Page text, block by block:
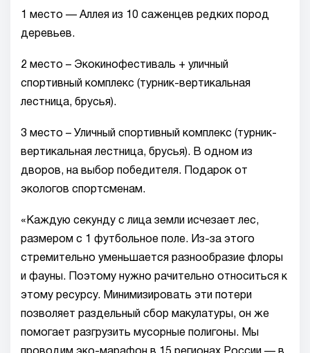
1 место — Аллея из 10 саженцев редких пород
деревьев.
2 место – Экокинофестиваль + уличный
спортивный комплекс (турник-вертикальная
лестница, брусья).
3 место – Уличный спортивный комплекс (турник-
вертикальная лестница, брусья). В одном из
дворов, на выбор победителя. Подарок от
экологов спортсменам.
«Каждую секунду с лица земли исчезает лес,
размером с 1 футбольное поле. Из-за этого
стремительно уменьшается разнообразие флоры
и фауны. Поэтому нужно рачительно относиться к
этому ресурсу. Минимизировать эти потери
позволяет раздельный сбор макулатуры, он же
помогает разгрузить мусорные полигоны. Мы